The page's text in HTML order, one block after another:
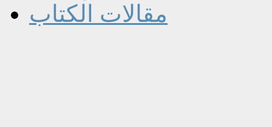
مقالات الكتاب